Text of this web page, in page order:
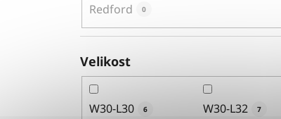
Redford 0
Velikost
W30-L30 6 W30-L32 7